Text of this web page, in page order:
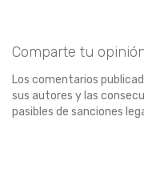
Comparte tu
Los comentarios
sus autores y las
pasibles de sanciones